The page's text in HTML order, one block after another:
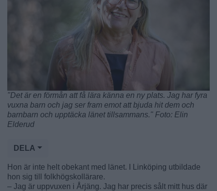
"Det är en förmån att få lära känna en ny plats. Jag har fyra
vuxna barn och jag ser fram emot att bjuda hit dem och
barnbarn och upptäcka länet tillsammans." Foto: Elin
Elderud
DELA
Hon är inte helt obekant med länet. I Linköping utbildade
hon sig till folkhögskollärare.
– Jag är uppvuxen i Årjäng. Jag har precis sålt mitt hus där